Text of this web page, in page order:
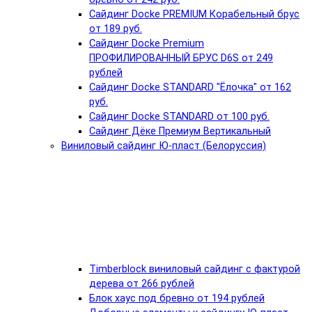
Сайдинг Docke PREMIUM Корабельный брус
от 189 руб.
Сайдинг Docke Premium
ПРОФИЛИРОВАННЫЙ БРУС D6S от 249
рублей
Сайдинг Docke STANDARD "Ёлочка" от 162
руб.
Сайдинг Docke STANDARD от 100 руб.
Сайдинг Дёке Премиум Вертикальный
Виниловый сайдинг Ю-пласт (Белоруссия)
Timberblock виниловый сайдинг с фактурой
дерева от 266 рублей
Блок хаус под бревно от 194 рублей